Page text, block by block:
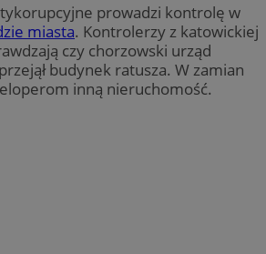
prowadzi kontrolę w
miasta. Kontrolerzy z katowickiej
czy chorzowski urząd
budynek ratusza. W zamian
inną nieruchomość.